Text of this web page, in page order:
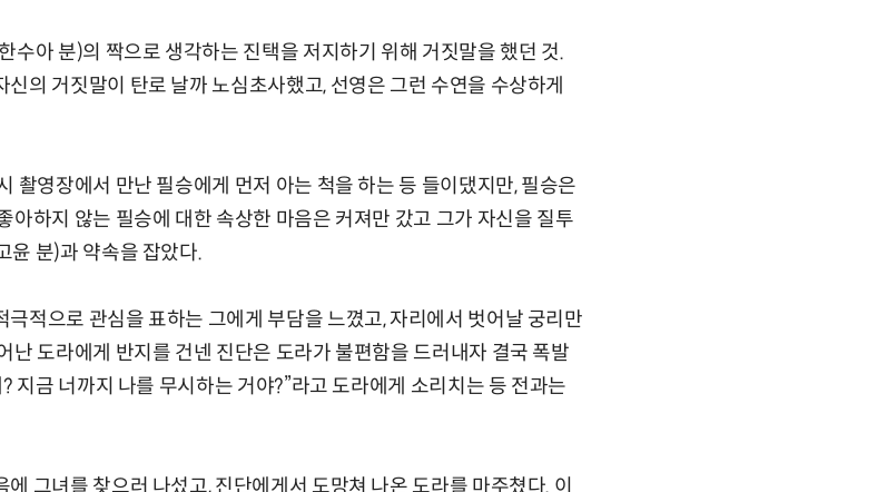
수아 분)의 짝으로 생각하는 진택을 저지하기 위해 거짓말을 했던 것.
의 거짓말이 탄로 날까 노심초사했고, 선영은 그런 수연을 수상하게
촬영장에서 만난 필승에게 먼저 아는 척을 하는 등 들이댔지만, 필승은
아하지 않는 필승에 대한 속상한 마음은 커져만 갔고 그가 자신을 질투
윤 분)과 약속을 잡았다.
적으로 관심을 표하는 그에게 부담을 느꼈고, 자리에서 벗어날 궁리만
난 도라에게 반지를 건넨 진단은 도라가 불편함을 드러내자 결국 폭발
지금 너까지 나를 무시하는 거야?”라고 도라에게 소리치는 등 전과는
그녀를 찾으러 나섰고, 진단에게서 도망쳐 나온 도라를 마주쳤다. 이